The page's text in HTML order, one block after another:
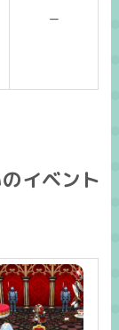
ー
イベント